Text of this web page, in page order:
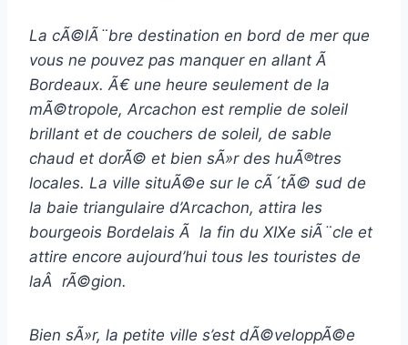
La cÃ©lÃ¨bre destination en bord de mer que
vous ne pouvez pas manquer en allant Ã
Bordeaux. Ã€ une heure seulement de la
mÃ©tropole, Arcachon est remplie de soleil
brillant et de couchers de soleil, de sable
chaud et dorÃ© et bien sÃ»r des huÃ®tres
locales. La ville situÃ©e sur le cÃ´tÃ© sud de
la baie triangulaire d’Arcachon, attira les
bourgeois Bordelais Ã la fin du XIXe siÃ¨cle et
attire encore aujourd’hui tous les touristes de
laÂ rÃ©gion.
Bien sÃ»r, la petite ville s’est dÃ©veloppÃ©e